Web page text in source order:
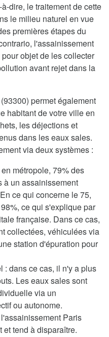
dire, le traitement de cette
le milieu naturel en vue
premières étapes du
l'assainissement
objet de les collecter
avant rejet dans la
permet également
habitant de votre ville en
les déjections et
dans les eaux sales.
via deux systèmes :
métropole, 79% des
à un assainissement
ce qui concerne le 75,
ce qui s'explique par
française. Dans ce cas,
collectées, véhiculées via
station d'épuration pour
dans ce cas, il n'y a plus
Les eaux sales sont
via un
ou autonome.
Paris
tend à disparaître.